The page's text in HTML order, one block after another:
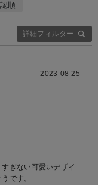
詳細フィルター
順
2023-08-25
ぎない可愛いデザイ
です。